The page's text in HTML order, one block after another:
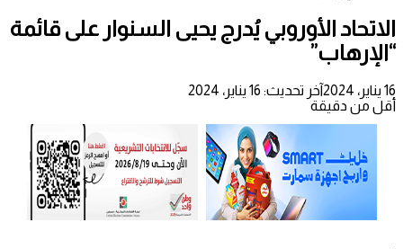
الاتحاد الأوروبي يُدرج يحيى السنوار على قائمة
“الإرهاب”
16 يناير، 2024
آخر تحديث: 16 يناير، 2024
أقل من دقيقة